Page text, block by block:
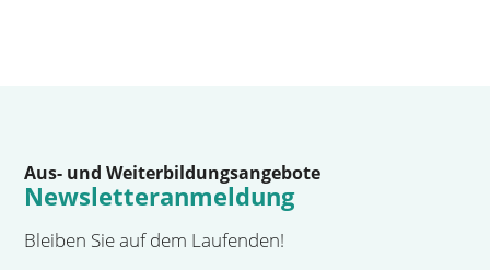
Aus- und Weiterbildungsangebote
Newsletteranmeldung
Bleiben Sie auf dem Laufenden!